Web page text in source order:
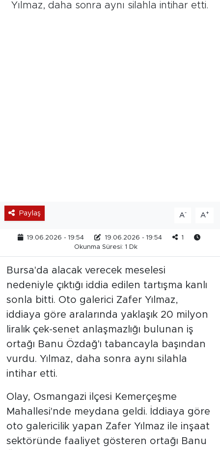
Yılmaz, daha sonra aynı silahla intihar etti.
Paylaş A- A+
19.06.2026 - 19:54 19.06.2026 - 19:54
1
Okunma Süresi: 1 Dk
Bursa'da alacak verecek meselesi
nedeniyle çıktığı iddia edilen tartışma kanlı
sonla bitti. Oto galerici Zafer Yılmaz,
iddiaya göre aralarında yaklaşık 20 milyon
liralık çek-senet anlaşmazlığı bulunan iş
ortağı Banu Özdağ'ı tabancayla başından
vurdu. Yılmaz, daha sonra aynı silahla
intihar etti.
Olay, Osmangazi ilçesi Kemerçeşme
Mahallesi'nde meydana geldi. İddiaya göre
oto galericilik yapan Zafer Yılmaz ile inşaat
sektöründe faaliyet gösteren ortağı Banu